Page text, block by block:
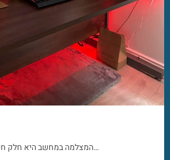
המצלמה במחשב היא חלק חשוב מאוד במקבוק ומוטב…